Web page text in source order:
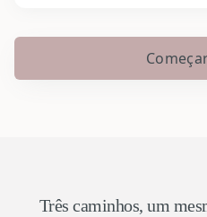
Três caminhos, um